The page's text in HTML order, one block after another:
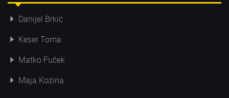
Danijel Brkić
Keser Toma
Matko Fuček
Maja Kozina